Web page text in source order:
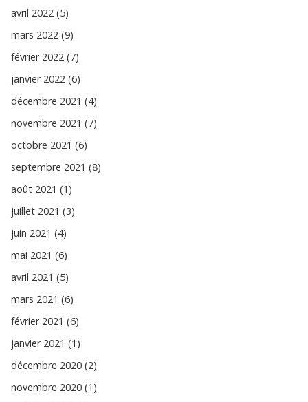
avril 2022 (5)
mars 2022 (9)
février 2022 (7)
janvier 2022 (6)
décembre 2021 (4)
novembre 2021 (7)
octobre 2021 (6)
septembre 2021 (8)
août 2021 (1)
juillet 2021 (3)
juin 2021 (4)
mai 2021 (6)
avril 2021 (5)
mars 2021 (6)
février 2021 (6)
janvier 2021 (1)
décembre 2020 (2)
novembre 2020 (1)